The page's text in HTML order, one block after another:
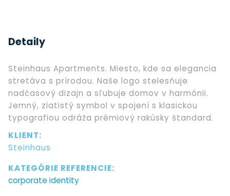
Detaily
Steinhaus Apartments. Miesto, kde sa elegancia
stretáva s prírodou. Naše logo stelesňuje
nadčasový dizajn a sľubuje domov v harmónii.
Jemný, zlatistý symbol v spojení s klasickou
typografiou odráža prémiový rakúsky štandard.
KLIENT:
Steinhaus
KATEGÓRIE REFERENCIE:
corporate identity